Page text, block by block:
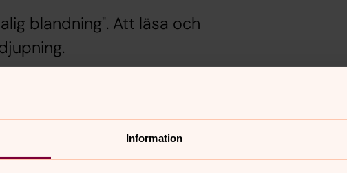
Information
blandning". Att läsa och
värld för att hitta nya perspektiv
okända mystika intresse till den
reflektioner – i bokcirkeln rotar
vidare i den själsliga utvecklingen.